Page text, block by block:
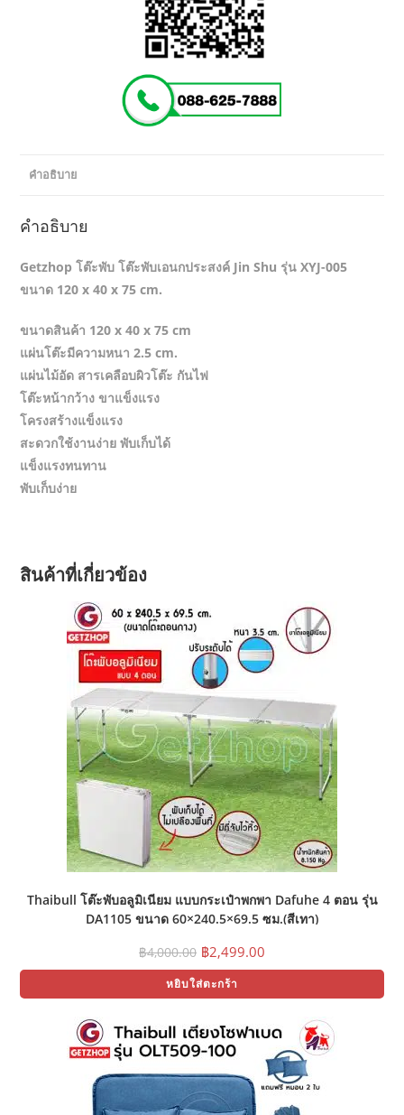
คำอธิบาย
คำอธิบาย
Getzhop โต๊ะพับ โต๊ะพับเอนกประสงค์ Jin Shu รุ่น XYJ-005
ขนาด 120 x 40 x 75 cm.
ขนาดสินค้า 120 x 40 x 75 cm
แผ่นโต๊ะมีความหนา 2.5 cm.
แผ่นไม้อัด สารเคลือบผิวโต๊ะ กันไฟ
โต๊ะหน้ากว้าง ขาแข็งแรง
โครงสร้างแข็งแรง
สะดวกใช้งานง่าย พับเก็บได้
แข็งแรงทนทาน
พับเก็บง่าย
สินค้าที่เกี่ยวข้อง
Thaibull โต๊ะพับอลูมิเนียม แบบกระเป๋าพกพา Dafuhe 4 ตอน รุ่น
DA1105 ขนาด 60×240.5×69.5 ซม.(สีเทา)
฿4,000.00 Original
price
was:
฿4,000.00.
฿2,499.00
price
฿2,499.00.
หยิบใส่ตะกร้า